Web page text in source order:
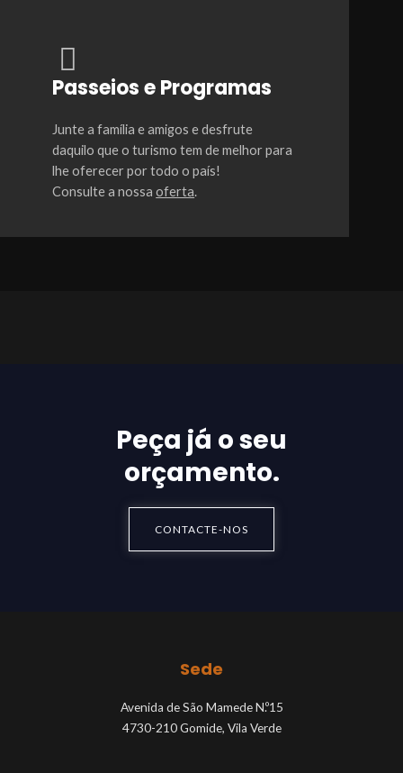
Passeios e Programas
Junte a família e amigos e desfrute
daquilo que o turismo tem de melhor para
lhe oferecer por todo o país!
Consulte a nossaoferta.
Peça já o seu
orçamento.
CONTACTE-NOS
Sede
Avenida de São Mamede N.º15
4730-210 Gomide, Vila Verde